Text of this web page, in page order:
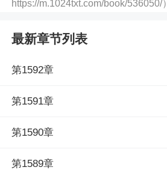
https://m.1024txt.com/book/536050/）
最新章节列表
第1592章
第1591章
第1590章
第1589章